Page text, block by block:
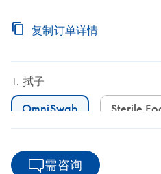
复制订单详情
拭子
OmniSwab Sterile
需咨询